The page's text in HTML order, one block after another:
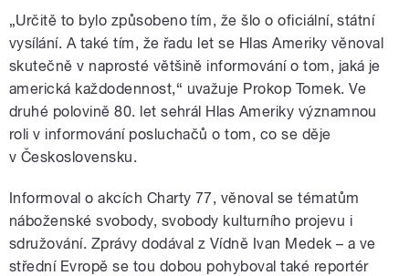
„Určitě to bylo způsobeno tím, že šlo o oficiální, státní
vysílání. A také tím, že řadu let se Hlas Ameriky věnoval
skutečně v naprosté většině informování o tom, jaká je
americká každodennost,“ uvažuje Prokop Tomek. Ve
druhé polovině 80. let sehrál Hlas Ameriky významnou
roli v informování posluchačů o tom, co se děje
v Československu.
Informoval o akcích Charty 77, věnoval se tématům
náboženské svobody, svobody kulturního projevu i
sdružování. Zprávy dodával z Vídně Ivan Medek – a ve
střední Evropě se tou dobou pohyboval také reportér